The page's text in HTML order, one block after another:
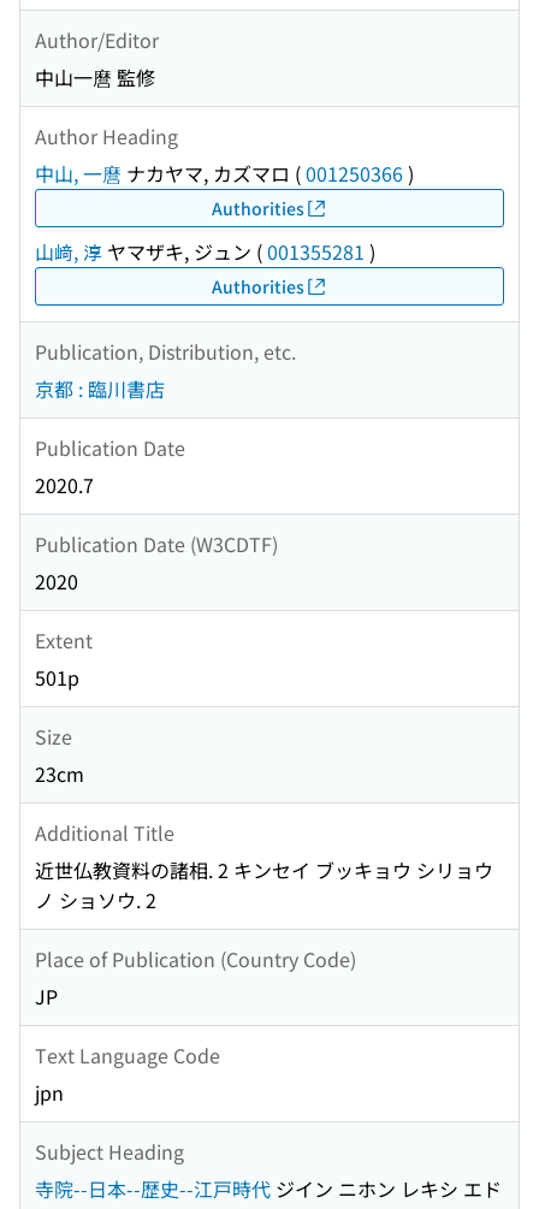
Author/Editor
中山一麿 監修
Author Heading
中山, 一麿 ナカヤマ, カズマロ (001250366)
Authorities
山﨑, 淳 ヤマザキ, ジュン (001355281 )
Authorities
Publication, Distribution, etc.
京都 : 臨川書店
Publication Date
2020.7
Publication Date (W3CDTF)
2020
Extent
501p
Size
23cm
Additional Title
近世仏教資料の諸相. 2 キンセイ ブッキョウ シリョウ
ノ ショソウ. 2
Place of Publication (Country Code)
JP
Text Language Code
jpn
Subject Heading
寺院--日本--歴史--江戸時代 ジイン ニホン レキシ エド